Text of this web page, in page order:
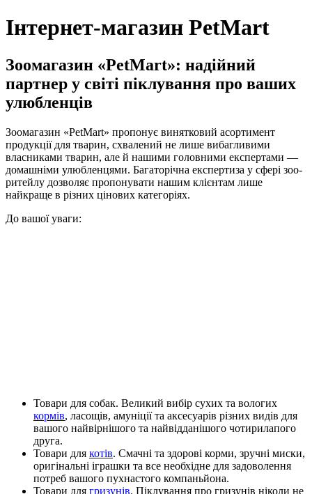
Інтернет-магазин PetMart
Зоомагазин «PetMart»: надійний
партнер у світі піклування про ваших
улюбленців
Зоомагазин «PetMart» пропонує винятковий асортимент
продукції для тварин, схвалений не лише вибагливими
власниками тварин, але й нашими головними експертами —
домашніми улюбленцями. Багаторічна експертиза у сфері зоо-
ритейлу дозволяє пропонувати нашим клієнтам лише
найкраще в різних цінових категоріях.
До вашої уваги:
Товари для собак. Великий вибір сухих та вологих
кормів, ласощів, амуніції та аксесуарів різних видів для
вашого найвірнішого та найвідданішого чотирилапого
друга.
Товари для котів. Смачні та здорові корми, зручні миски,
оригінальні іграшки та все необхідне для задоволення
потреб вашого пухнастого компаньйона.
Товари для гризунів. Піклування про гризунів ніколи не